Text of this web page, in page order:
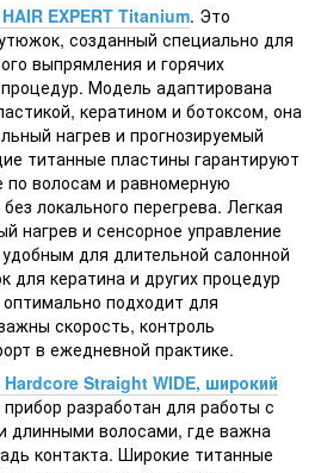
EXPERT Titanium. Это
созданный специально для
выпрямления и горячих
Модель адаптирована
кератином и ботоксом, она
нагрев и прогнозируемый
титанные пластины гарантируют
по волосам и равномерную
локального перегрева. Легкая
нагрев и сенсорное управление
для длительной салонной
для кератина и других процедур
подходит для
скорость, контроль
в ежедневной практике.
Straight WIDE, широкий
разработан для работы с
длинными волосами, где важна
контакта. Широкие титанные